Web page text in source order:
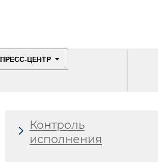
ПРЕСС-ЦЕНТР
Контроль
исполнения